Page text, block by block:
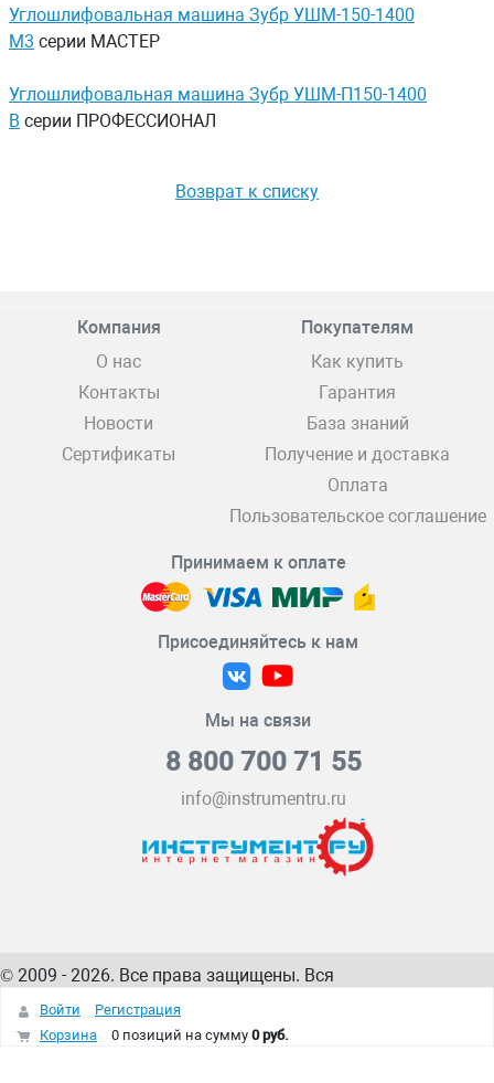
Углошлифовальная машина Зубр УШМ-150-1400
М3 серии МАСТЕР
Углошлифовальная машина Зубр УШМ-П150-1400
В серии ПРОФЕССИОНАЛ
Возврат к списку
Компания
О нас
Контакты
Новости
Сертификаты
Покупателям
Как купить
Гарантия
База знаний
Получение и доставка
Оплата
Пользовательское соглашение
Принимаем к оплате
Присоединяйтесь к нам
Мы на связи
8 800 700 71 55
info@instrumentru.ru
© 2009 - 2026. Все права защищены. Вся
информация на сайте – собственность
интернет-магазина
Войти
Регистрация
Корзина
0 позиций на сумму 0 руб.